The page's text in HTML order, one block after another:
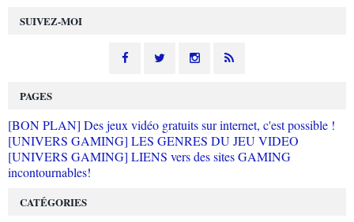
SUIVEZ-MOI
PAGES
[BON PLAN] Des jeux vidéo gratuits sur internet, c'est possible !
[UNIVERS GAMING] LES GENRES DU JEU VIDEO
[UNIVERS GAMING] LIENS vers des sites GAMING
incontournables!
CATÉGORIES